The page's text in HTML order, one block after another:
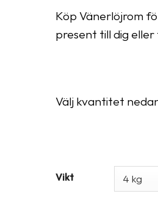
Köp Vänerlöjrom
present till dig eller
Välj kvantitet
Vikt